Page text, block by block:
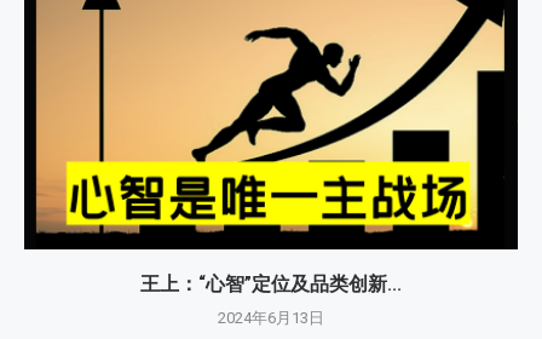
王上：“心智”定位及品类创新...
2024年6月13日